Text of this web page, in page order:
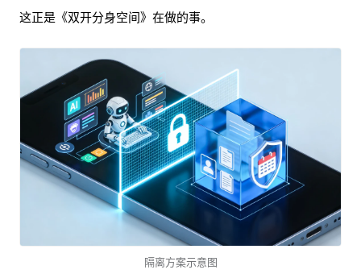
这正是《双开分身空间》在做的事。
隔离方案示意图